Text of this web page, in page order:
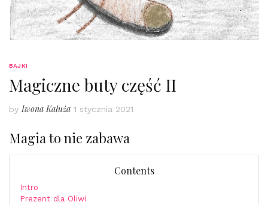
BAJKI
Magiczne buty część II
byIwona Kałuża 1 stycznia 2021
Magia to nie zabawa
Contents
Intro
Prezent dla Oliwi